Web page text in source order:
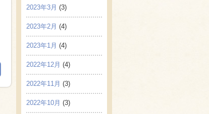
2023年3月 (3)
2023年2月 (4)
2023年1月 (4)
2022年12月 (4)
2022年11月 (3)
2022年10月 (3)